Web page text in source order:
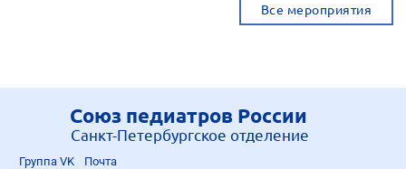
Все мероприятия
Союз педиатров России
Санкт-Петербургское отделение
Группа VK Почта